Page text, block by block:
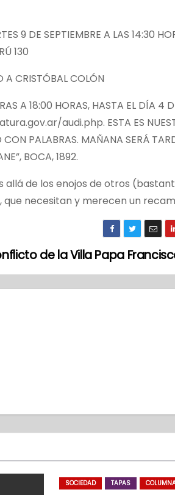
9 DE SEPTIEMBRE A LAS 14:30
130
A CRISTÓBAL COLÓN
A 18:00 HORAS, HASTA EL DÍA 4
audi.php. ESTA ES
PALABRAS. MAÑANA SERÁ
BOCA, 1892.
allá de los enojos de otros
necesitan y merecen un
de la Villa Papa
SOCIEDAD TAPAS